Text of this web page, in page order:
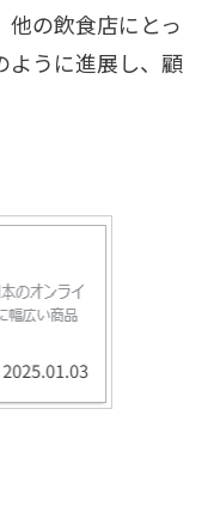
の飲食店にとっ
ように進展し、顧